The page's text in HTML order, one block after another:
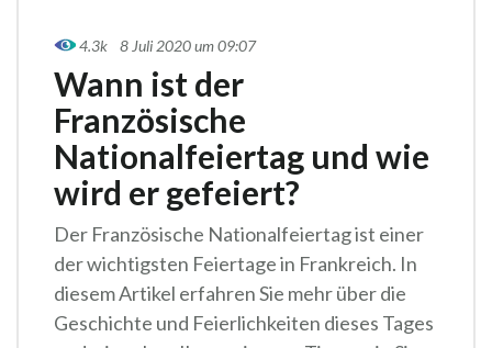
4.3k 8 Juli 2020 um 09:07
Wann ist der
Französische
Nationalfeiertag und wie
wird er gefeiert?
Der Französische Nationalfeiertag ist einer
der wichtigsten Feiertage in Frankreich. In
diesem Artikel erfahren Sie mehr über die
Geschichte und Feierlichkeiten dieses Tages